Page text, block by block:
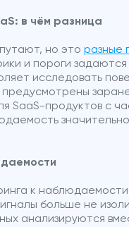
в чём разница
но это разные
и пороги
исследовать
SaaS-продуктов с
к
больше не
анализируются